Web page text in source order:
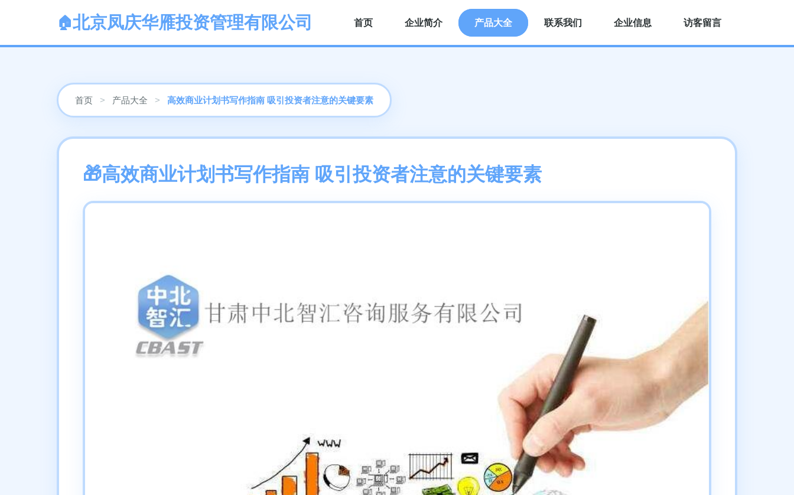
北京凤庆华雁投资管理有限公司 首页 企业简介 产品大全 联系我们 企业信息 访客留言
首页 > 产品大全 > 高效商业计划书写作指南 吸引投资者注意的关键要素
高效商业计划书写作指南 吸引投资者注意的关键要素